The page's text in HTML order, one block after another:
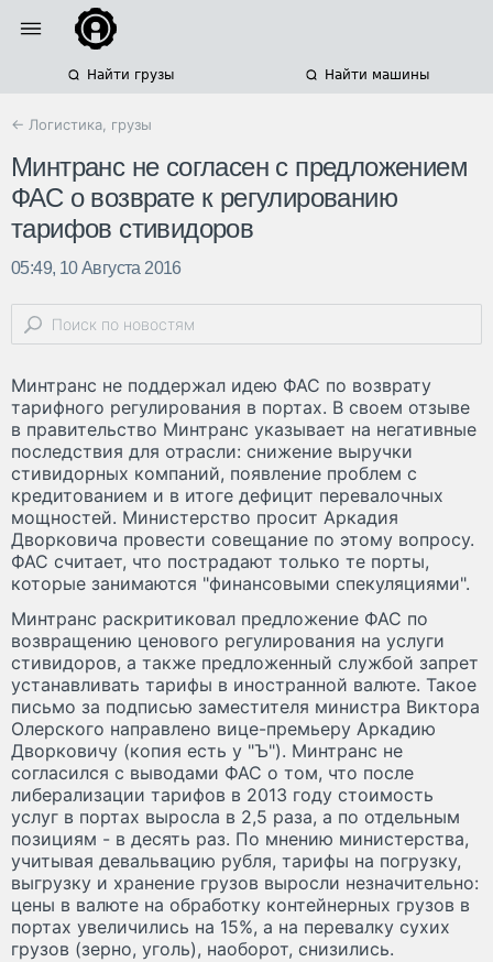
Найти грузы Найти машины
← Логистика, грузы
Минтранс не согласен с предложением
ФАС о возврате к регулированию
тарифов стивидоров
05:49, 10 Августа 2016
Минтранс не поддержал идею ФАС по возврату
тарифного регулирования в портах. В своем отзыве
в правительство Минтранс указывает на негативные
последствия для отрасли: снижение выручки
стивидорных компаний, появление проблем с
кредитованием и в итоге дефицит перевалочных
мощностей. Министерство просит Аркадия
Дворковича провести совещание по этому вопросу.
ФАС считает, что пострадают только те порты,
которые занимаются "финансовыми спекуляциями".
Минтранс раскритиковал предложение ФАС по
возвращению ценового регулирования на услуги
стивидоров, а также предложенный службой запрет
устанавливать тарифы в иностранной валюте. Такое
письмо за подписью заместителя министра Виктора
Олерского направлено вице-премьеру Аркадию
Дворковичу (копия есть у "Ъ"). Минтранс не
согласился с выводами ФАС о том, что после
либерализации тарифов в 2013 году стоимость
услуг в портах выросла в 2,5 раза, а по отдельным
позициям - в десять раз. По мнению министерства,
учитывая девальвацию рубля, тарифы на погрузку,
выгрузку и хранение грузов выросли незначительно:
цены в валюте на обработку контейнерных грузов в
портах увеличились на 15%, а на перевалку сухих
грузов (зерно, уголь), наоборот, снизились.